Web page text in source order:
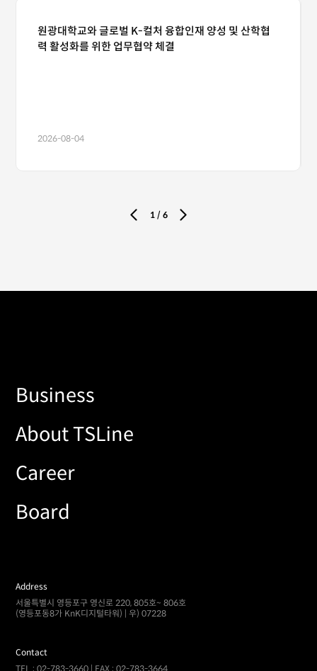
원광대학교와 글로벌 K-컬처 융합인재 양성 및 산학협
력 활성화를 위한 업무협약 체결
2026-08-04
1/ 6
Business
About TSLine
Career
Board
Address
서울특별시 영등포구 영신로 220, 805호~ 806호
(영등포동8가 KnK디지털타워) | 우) 07228
Contact
TEL : 02-783-3660 | FAX : 02-783-3664